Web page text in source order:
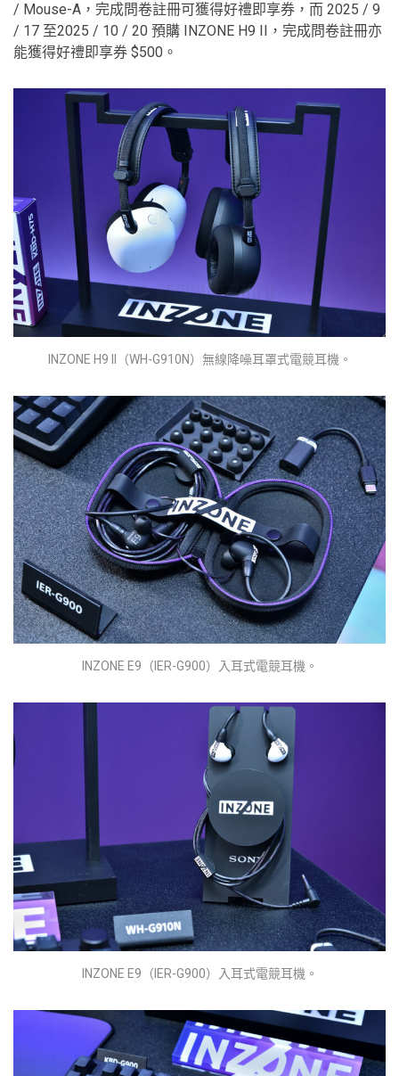
/ Mouse-A，完成問卷註冊可獲得好禮即享券，而 2025 / 9
/ 17 至2025 / 10 / 20 預購 INZONE H9 II，完成問卷註冊亦
能獲得好禮即享券 $500。
INZONE H9 II（WH-G910N）無線降噪耳罩式電競耳機。
INZONE E9（IER-G900）入耳式電競耳機。
INZONE E9（IER-G900）入耳式電競耳機。